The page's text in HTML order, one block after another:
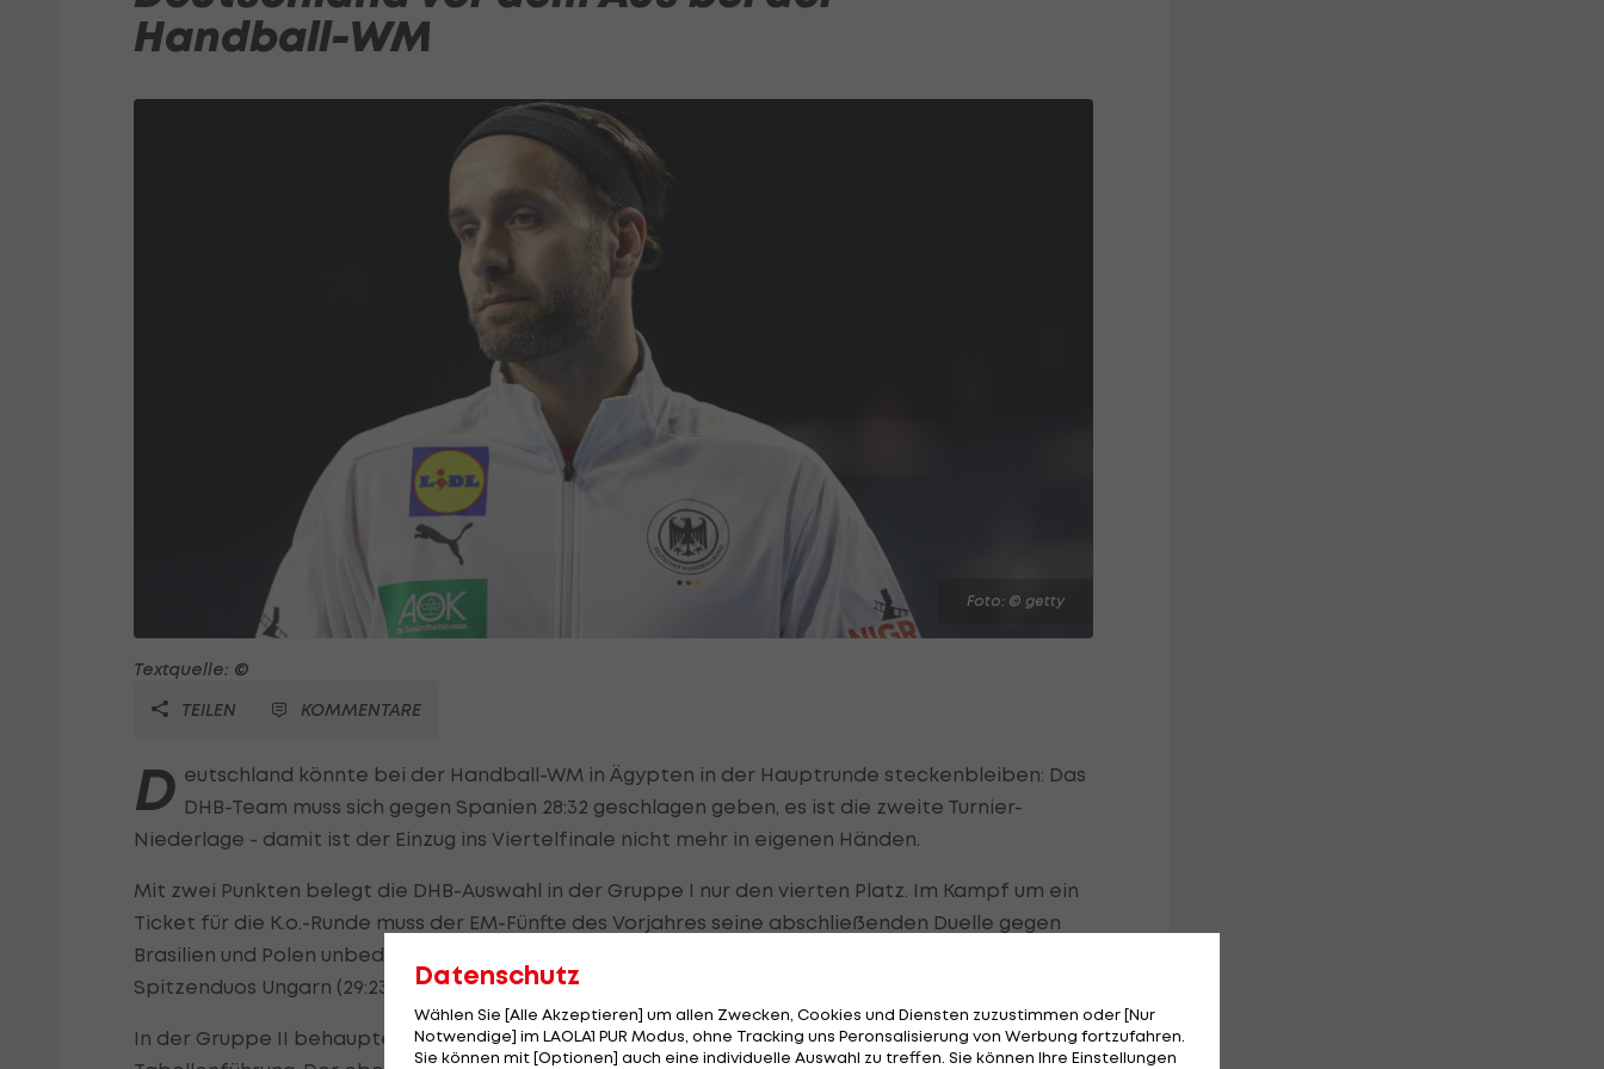
Handball-WM
Foto: © getty
Textquelle: ©
TEILEN
KOMMENTARE
D eutschland könnte bei der Handball-WM in Ägypten in der Hauptrunde steckenbleiben: Das
DHB-Team muss sich gegen Spanien 28:32 geschlagen geben, es ist die zweite Turnier-
Niederlage - damit ist der Einzug ins Viertelfinale nicht mehr in eigenen Händen.
Mit zwei Punkten belegt die DHB-Auswahl in der Gruppe I nur den vierten Platz. Im Kampf um ein
Ticket für die K.o.-Runde muss der EM-Fünfte des Vorjahres seine abschließenden Duelle gegen
Brasilien und Polen unbedingt gewinnen und gleichzeitig auf Patzer des noch ungeschlagenen
Spitzenduos Ungarn (29:23 gegen Brasilien) und Spanien hoffen.
In der Gruppe II behauptet Titelverteidiger Dänemark durch ein 32:23 gegen Katar die
Datenschutz
Wählen Sie [Alle Akzeptieren] um allen Zwecken, Cookies und Diensten zuzustimmen oder [Nur
Notwendige] im LAOLA1 PUR Modus, ohne Tracking uns Peronsalisierung von Werbung fortzufahren.
Sie können mit [Optionen] auch eine individuelle Auswahl zu treffen. Sie können Ihre Einstellungen